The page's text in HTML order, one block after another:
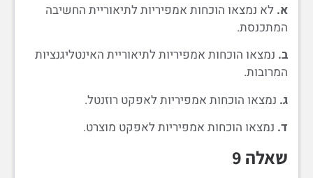
א. לא נמצאו הוכחות אמפיריות לתיאוריית החשיבה
המתכנסת.
ב. נמצאו הוכחות אמפיריות לתיאוריית האינטליגנציות
המרובות.
ג. נמצאו הוכחות אמפיריות לאפקט רוזנטל.
ד. נמצאו הוכחות אמפיריות לאפקט מוצרט.
שאלה 9